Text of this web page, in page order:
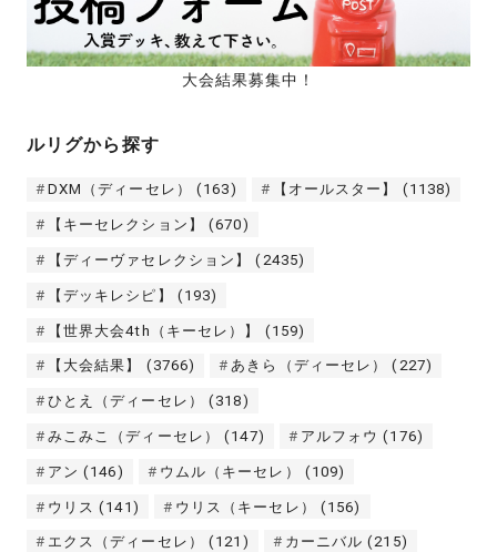
大会結果募集中！
ルリグから探す
DXM（ディーセレ） (163) 【オールスター】 (1138)
【キーセレクション】 (670)
【ディーヴァセレクション】 (2435)
【デッキレシピ】 (193)
【世界大会4th（キーセレ）】 (159)
【大会結果】 (3766) あきら（ディーセレ） (227)
ひとえ（ディーセレ） (318)
みこみこ（ディーセレ） (147) アルフォウ (176)
アン (146) ウムル（キーセレ） (109)
ウリス (141) ウリス（キーセレ） (156)
エクス（ディーセレ） (121) カーニバル (215)